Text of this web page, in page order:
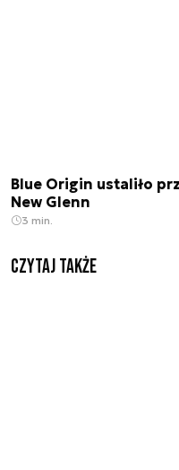
Blue Origin ustaliło
New Glenn
3 min.
Czytaj także